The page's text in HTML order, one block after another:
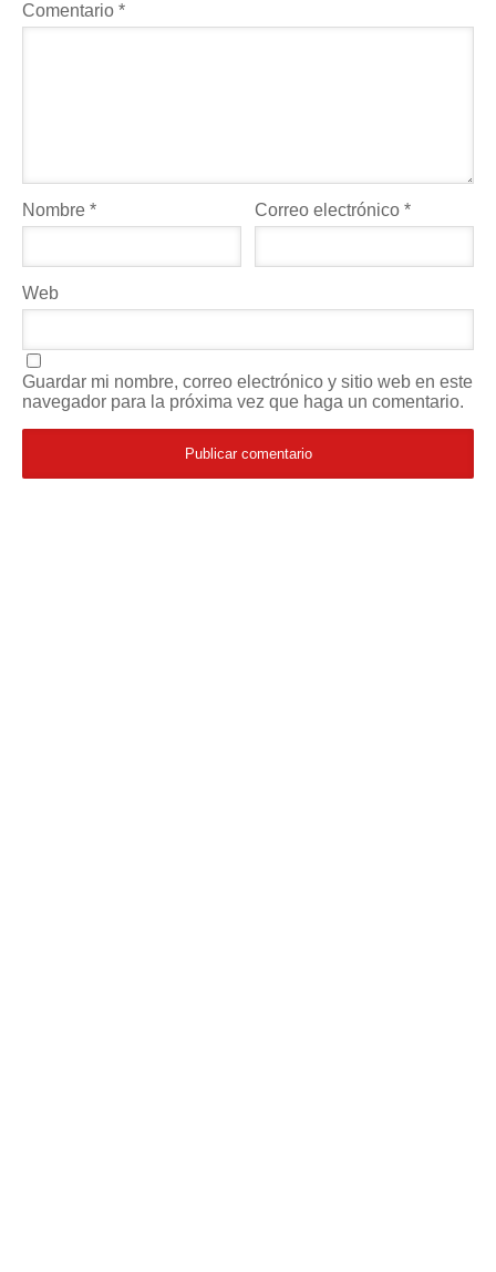
Comentario *
Nombre * Correo electrónico*
Web
Guardar mi nombre, correo electrónico y sitio web en este
navegador para la próxima vez que haga un comentario.